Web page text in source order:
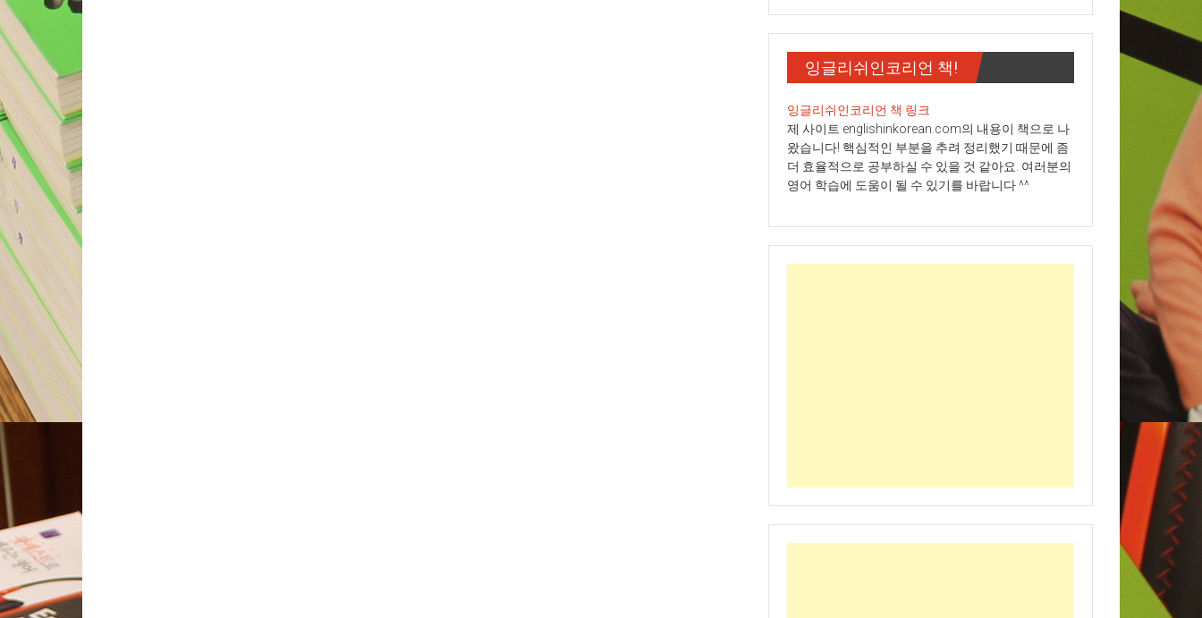
잉글리쉬인코리언 책!
잉글리쉬인코리언 책 링크
제 사이트 englishinkorean.com의 내용이 책으로 나
왔습니다! 핵심적인 부분을 추려 정리했기 때문에 좀
더 효율적으로 공부하실 수 있을 것 같아요. 여러분의
영어 학습에 도움이 될 수 있기를 바랍니다 ^^